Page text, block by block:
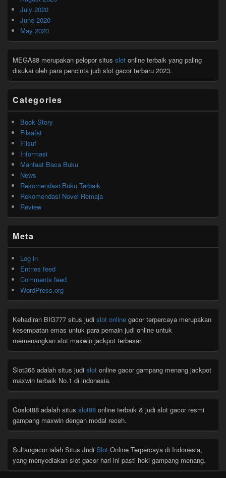
July 2020
June 2020
May 2020
MEGA88 merupakan pelopor situs slot online terbaik yang paling
disukai oleh para pencinta judi slot gacor terbaru 2023.
Categories
Book Story
Filsafat
Filsuf
Informasi
Manfaat Baca Buku
News
Rekomendasi Buku Terbaik
Rekomendasi Novel Remaja
Review
Meta
Log in
Entries feed
Comments feed
WordPress.org
Kehadiran BIG777 situs judi slot online gacor terpercaya merupakan
kesempatan emas untuk para pemain judi online untuk
memenangkan slot maxwin jackpot terbesar.
Slot365 adalah situs judi slot online gacor gampang menang jackpot
maxwin terbaik No.1 di indonesia.
Goslot88 adalah situs slot88 online terbaik & judi slot gacor resmi
gampang maxwin dengan modal receh.
Sultangacor ialah Situs Judi Slot Online Terpercaya di Indonesia,
yang menyediakan slot gacor hari ini pasti hoki gampang menang.